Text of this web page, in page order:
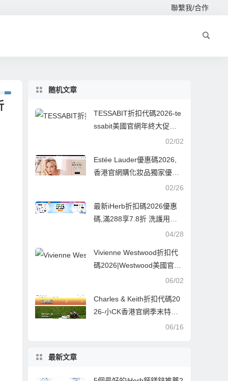
聯繫我/合作
随机文章
TESSABIT折扣代碼2026-te
ssabit美國官網年終大促精
選商品低至4折+額外8折促
02/02
Estée Lauder優惠碼2026,
香港官網購化妝品獨家優惠,
首購即可獲贈3件套禮品/獨
$495
02/26
最新iHerb折扣碼2026優惠
碼,滿288享7.8折 洗護用品6
折起,暢銷品牌、抗氧優品享
04/28
Vivienne Westwood折扣代
碼2026|Westwood美國官網
現有精選包包額外8折促銷美
06/02
Charles & Keith折扣代碼20
26-小CK香港官網季末特惠
06/16
最新文章